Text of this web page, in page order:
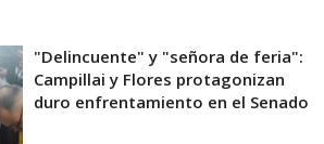
"Delincuente" y "señora de feria":
Campillai y Flores protagonizan
duro enfrentamiento en el Senado